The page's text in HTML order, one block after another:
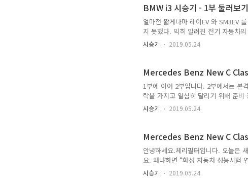
만, 가속 페달에서 발을 떼면 전기 모
때문이다. 엔진 브레이크가 아주 강하
BMW i3 시승기 - 1부 둘러보기
얼마전 짧게나마 레이EV 와 SM3EV
지 못했다. 익히 알려진 전기 자동차
배터리와 전기 모터로 인해 기존 내
브레이크 세팅은 EV 모델의 단점만
을 기울일리는 만무하다. 결국 전기
생각이 들었다. 그런데 다른 곳도 아니
시승기 2019.05.24
Mercedes Benz New C
1부에 이어 2부입니다. 2부에서는 본
락을 가지고 열심히 달리기 위해 준
고 오버스피드로 진입시 회전반경이
보일지 궁금합니다. 제 차례가 되었
템이 잘 잡아 주네요. 약간의 롤이 느
졌습니다. 두번째는 일명 ‘무스 테스
시승기 2019.05.24
Mercedes Benz New C
안녕하세요.체리필터입니다. 오늘은
요. 왜냐하면 “화성 자동차 성능시험
시험해 볼 수 있는 곳이라서, 차량이
시승기 2019.05.24